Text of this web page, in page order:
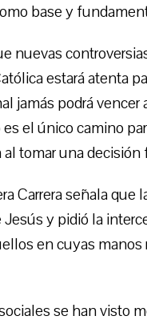
base y
nuevas
estará atenta
jamás podrá
el único camino
tomar una
Carrera señala
y pidió la
en cuyas
se han visto